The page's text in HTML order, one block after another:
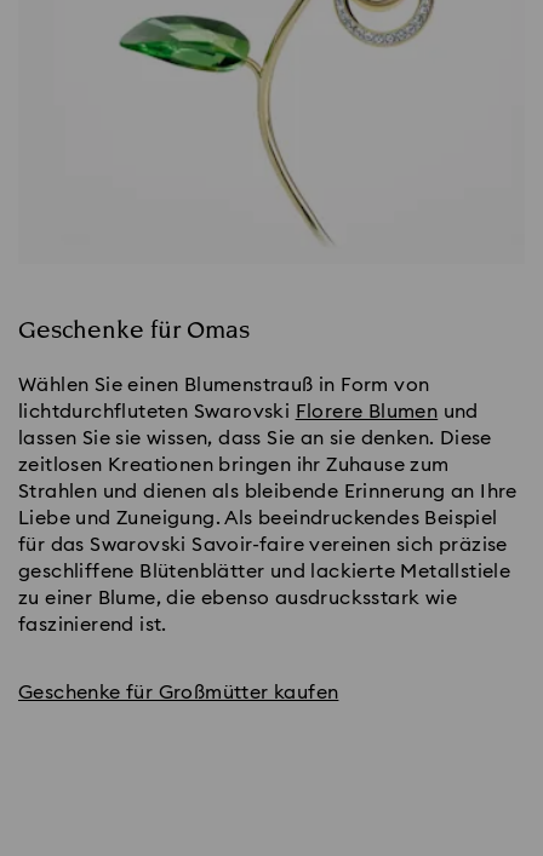
Geschenke für Omas
Wählen Sie einen Blumenstrauß in Form von
lichtdurchfluteten Swarovski Florere Blumen und
lassen Sie sie wissen, dass Sie an sie denken. Diese
zeitlosen Kreationen bringen ihr Zuhause zum
Strahlen und dienen als bleibende Erinnerung an Ihre
Liebe und Zuneigung. Als beeindruckendes Beispiel
für das Swarovski Savoir-faire vereinen sich präzise
geschliffene Blütenblätter und lackierte Metallstiele
zu einer Blume, die ebenso ausdrucksstark wie
faszinierend ist.
Geschenke für Großmütter kaufen